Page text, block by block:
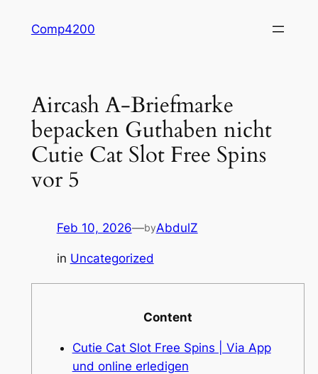
Comp4200
Aircash A-Briefmarke
bepacken Guthaben nicht
Cutie Cat Slot Free Spins
vor 5
Feb 10, 2026—byAbdulZ
in Uncategorized
Content
Cutie Cat Slot Free Spins | Via App
und online erledigen